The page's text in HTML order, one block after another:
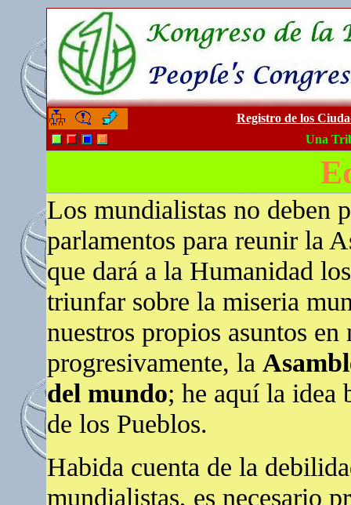
Registro de los
Una
Los mundialistas no deben
parlamentos para reunir la
que dará a la Humanidad
triunfar sobre la miseria
nuestros propios asuntos en
progresivamente, la
del mundo; he aquí la idea
de los Pueblos.
Habida cuenta de la
mundialistas, es necesario